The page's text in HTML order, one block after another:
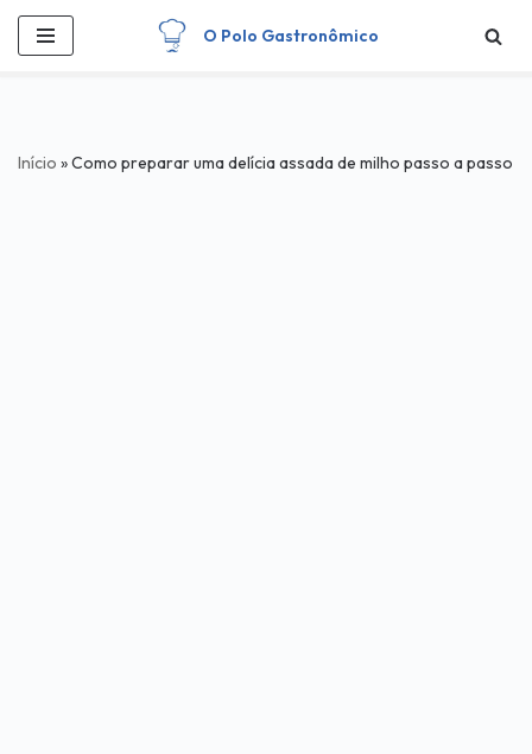
Pular
O Polo Gastronômico
Início »Como preparar uma delícia assada de milho passo a passo